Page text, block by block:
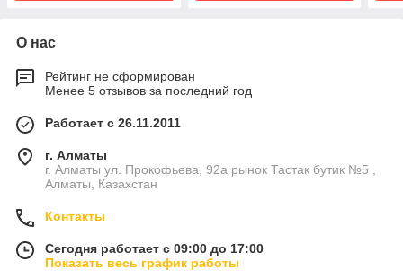
О нас
Рейтинг не сформирован
Менее 5 отзывов за последний год
Работает с 26.11.2011
г. Алматы
г. Алматы ул. Прокофьева, 92а рынок Тастак бутик №5 ,
Алматы, Казахстан
Контакты
Сегодня работает с 09:00 до 17:00
Показать весь график работы